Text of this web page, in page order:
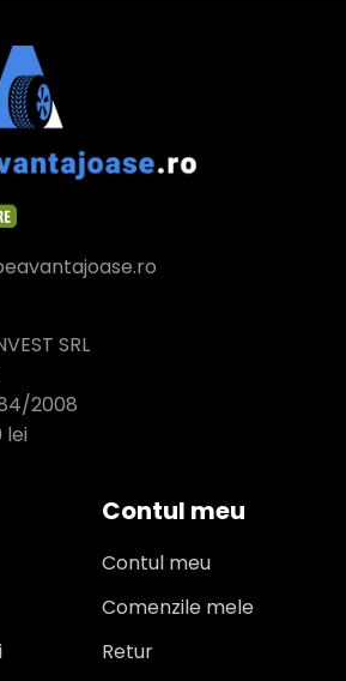
SRL
2008
lei
Contul meu
Contul meu
Comenzile mele
Retur